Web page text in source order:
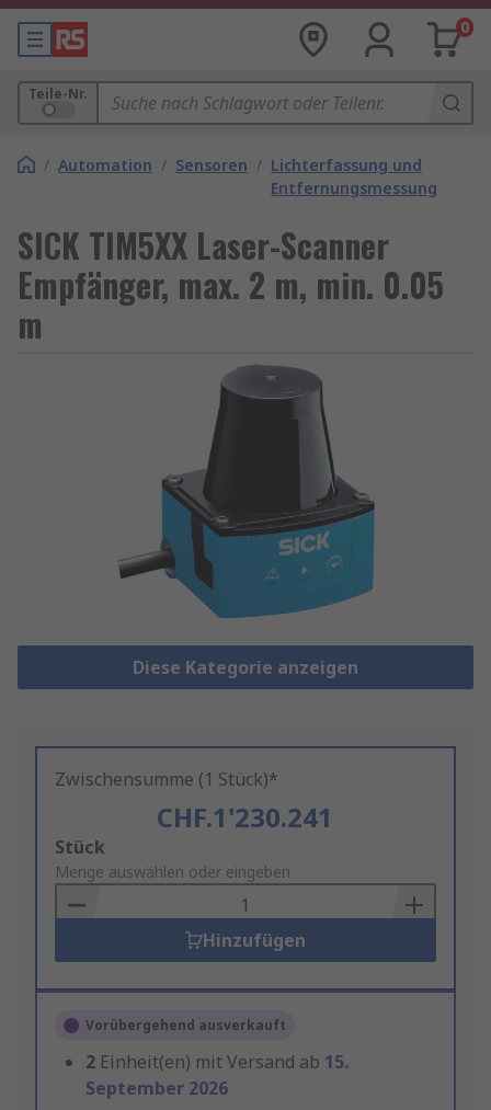
0
Teile-Nr.
/ Automation / Sensoren / Lichterfassung und
Entfernungsmessung
SICK TIM5XX Laser-Scanner
Empfänger, max. 2 m, min. 0.05
m
Diese Kategorie anzeigen
Zwischensumme (1 Stück)*
CHF.1'230.241
Add
to
Basket
Stück
Menge auswählen oder eingeben
Hinzufügen
Vorübergehend ausverkauft
2 Einheit(en) mit Versand ab 15.
September 2026